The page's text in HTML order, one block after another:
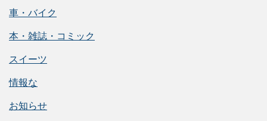
車・バイク
本・雑誌・コミック
スイーツ
情報な
お知らせ